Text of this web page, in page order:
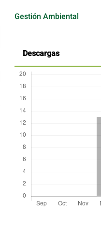
Gestión Ambiental
Descargas